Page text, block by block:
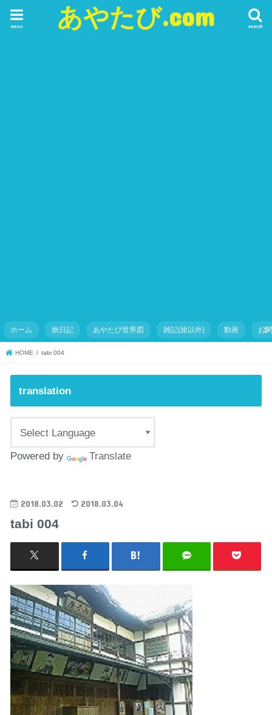
あやたび.com search
menu
ホーム 旅日記 あやたび世界図 雑記(旅以外) 動画 お
HOME tabi 004
translation
Powered by Translate
2018.03.02 2018.03.04
tabi 004